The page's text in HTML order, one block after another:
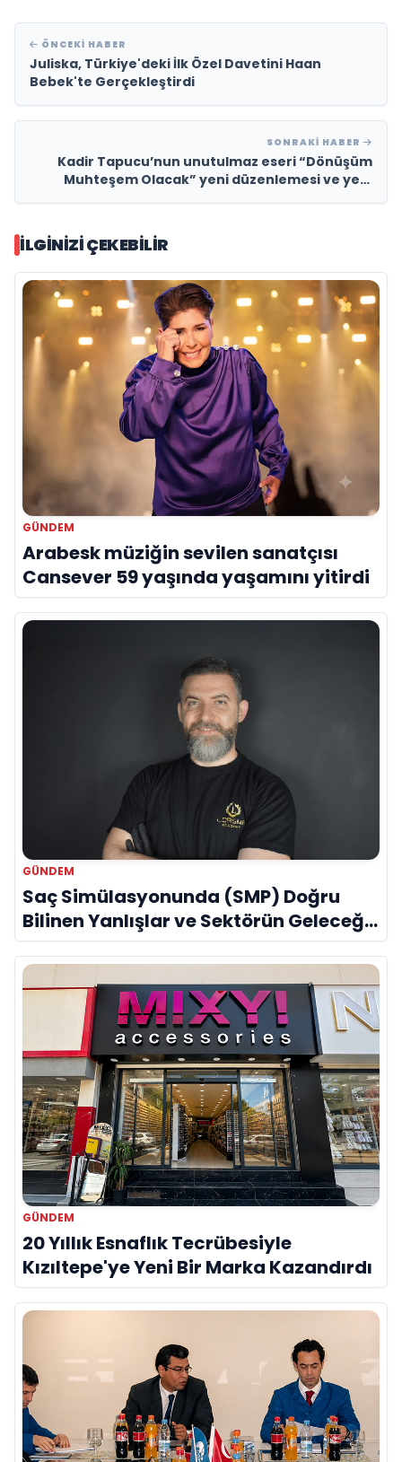
ÖNCEKI HABER
Juliska, Türkiye'deki İlk Özel Davetini Haan
Bebek'te Gerçekleştirdi
SONRAKI HABER
Kadir Tapucu’nun unutulmaz eseri “Dönüşüm
Muhteşem Olacak” yeni düzenlemesi ve yeni
İLGINIZI ÇEKEBILIR
GÜNDEM
Arabesk müziğin sevilen sanatçısı
Cansever 59 yaşında yaşamını yitirdi
GÜNDEM
Saç Simülasyonunda (SMP) Doğru
Bilinen Yanlışlar ve Sektörün Geleceği:
Onur Akdeniz ile Özel Röportaj
GÜNDEM
20 Yıllık Esnaflık Tecrübesiyle
Kızıltepe'ye Yeni Bir Marka Kazandırdı